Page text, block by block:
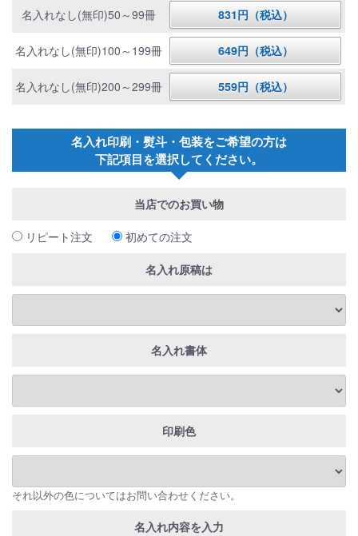
名入れなし(無印)50～99冊 831円（税込）
名入れなし(無印)100～199冊 649円（税込）
名入れなし(無印)200～299冊 559円（税込）
名入れ印刷・熨斗・包装をご希望の方は
下記項目を選択してください。
当店でのお買い物
リピート注文 初めての注文
名入れ原稿は
名入れ書体
印刷色
それ以外の色についてはお問い合わせください。
名入れ内容を入力